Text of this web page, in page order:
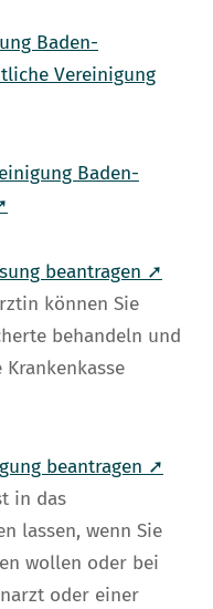
Baden-
Vereinigung
Baden-
beantragen ➚
können Sie
behandeln und
beantragen ➚
in das
lassen, wenn Sie
wollen oder bei
oder einer